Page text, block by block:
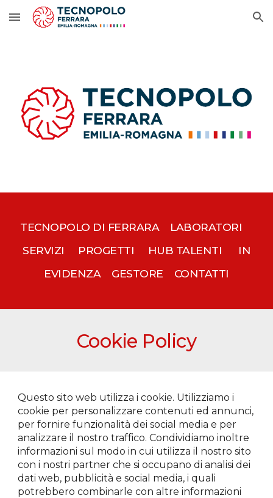
Skip to main content Skip to navigation
TECNOPOLO DI FERRARA
LABORATORI
SERVIZI
PROGETTI HUB TALENTI
IN
EVIDENZA
GESTORE CONTATTI
Cookie Policy
Questo sito web utilizza i cookie. Utilizziamo i
cookie per personalizzare contenuti ed annunci,
per fornire funzionalità dei social media e per
analizzare il nostro traffico. Condividiamo inoltre
informazioni sul modo in cui utilizza il nostro sito
con i nostri partner che si occupano di analisi dei
dati web, pubblicità e social media, i quali
potrebbero combinarle con altre informazioni